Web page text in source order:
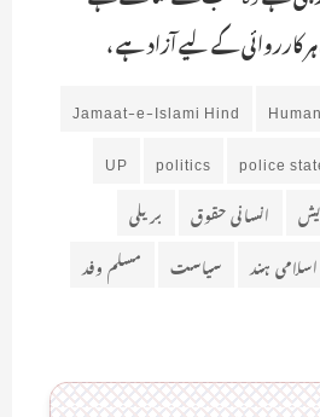
ہر کارروائی کے لیے آزاد ہے ،
Jamaat-e-Islami Hind
police
politics
UP
انسانی حقوق
بریلی
ہند سیاست
مسلم وفد